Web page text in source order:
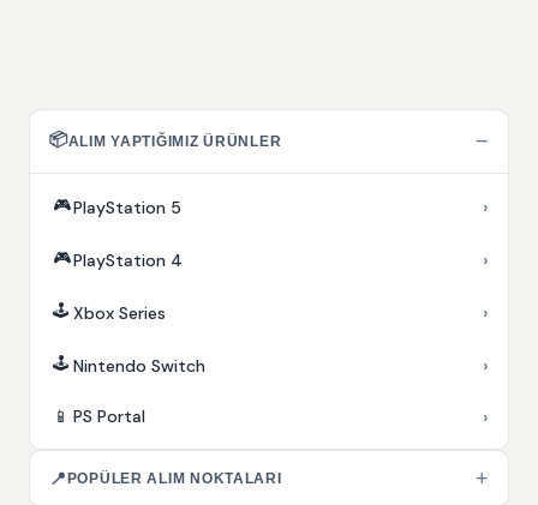
📦ALIM YAPTIĞIMIZ ÜRÜNLER −
🎮PlayStation 5 ›
🎮PlayStation 4 ›
🕹️ Xbox Series ›
🕹️ Nintendo Switch ›
📱 PS Portal ›
📍 POPÜLER ALIM NOKTALARI +